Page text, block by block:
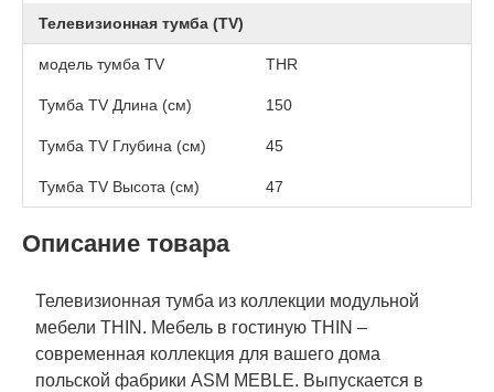
Телевизионная тумба (TV)
модель тумба TV THR
Тумба TV Длина (см) 150
Тумба TV Глубина (см) 45
Тумба TV Высота (см) 47
Описание товара
Телевизионная тумба из коллекции модульной
мебели THIN. Мебель в гостиную THIN –
современная коллекция для вашего дома
польской фабрики ASM MEBLE. Выпускается в